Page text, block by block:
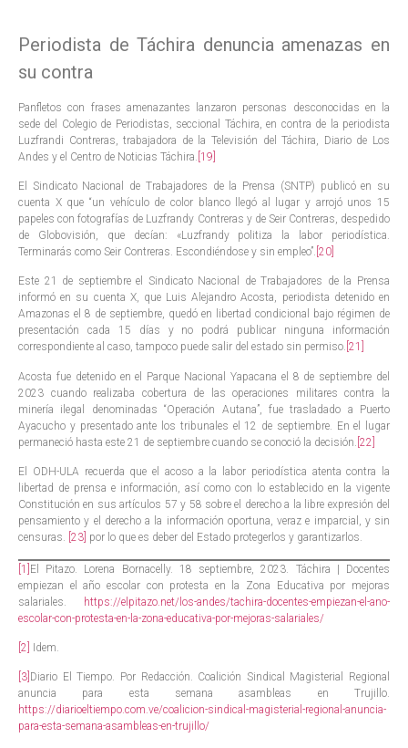
Periodista de Táchira denuncia amenazas en
su contra
Panfletos con frases amenazantes lanzaron personas desconocidas en la
sede del Colegio de Periodistas, seccional Táchira, en contra de la periodista
Luzfrandi Contreras, trabajadora de la Televisión del Táchira, Diario de Los
Andes y el Centro de Noticias Táchira. [19]
El Sindicato Nacional de Trabajadores de la Prensa (SNTP) publicó en su
cuenta X que “un vehículo de color blanco llegó al lugar y arrojó unos 15
papeles con fotografías de Luzfrandy Contreras y de Seir Contreras, despedido
de Globovisión, que decían: «Luzfrandy politiza la labor periodística.
Terminarás como Seir Contreras. Escondiéndose y sin empleo”. [20]
Este 21 de septiembre el Sindicato Nacional de Trabajadores de la Prensa
informó en su cuenta X, que Luis Alejandro Acosta, periodista detenido en
Amazonas el 8 de septiembre, quedó en libertad condicional bajo régimen de
presentación cada 15 días y no podrá publicar ninguna información
correspondiente al caso, tampoco puede salir del estado sin permiso. [21]
Acosta fue detenido en el Parque Nacional Yapacana el 8 de septiembre del
2023 cuando realizaba cobertura de las operaciones militares contra la
minería ilegal denominadas “Operación Autana”, fue trasladado a Puerto
Ayacucho y presentado ante los tribunales el 12 de septiembre. En el lugar
permaneció hasta este 21 de septiembre cuando se conoció la decisión. [22]
El ODH-ULA recuerda que el acoso a la labor periodística atenta contra la
libertad de prensa e información, así como con lo establecido en la vigente
Constitución en sus artículos 57 y 58 sobre el derecho a la libre expresión del
pensamiento y el derecho a la información oportuna, veraz e imparcial, y sin
censuras. [23] por lo que es deber del Estado protegerlos y garantizarlos.
[1] El Pitazo. Lorena Bornacelly. 18 septiembre, 2023. Táchira | Docentes
empiezan el año escolar con protesta en la Zona Educativa por mejoras
salariales. https://elpitazo.net/los-andes/tachira-docentes-empiezan-el-ano-
escolar-con-protesta-en-la-zona-educativa-por-mejoras-salariales/
[2] Idem.
[3] Diario El Tiempo. Por Redacción. Coalición Sindical Magisterial Regional
anuncia para esta semana asambleas en Trujillo.
https://diarioeltiempo.com.ve/coalicion-sindical-magisterial-regional-anuncia-
para-esta-semana-asambleas-en-trujillo/